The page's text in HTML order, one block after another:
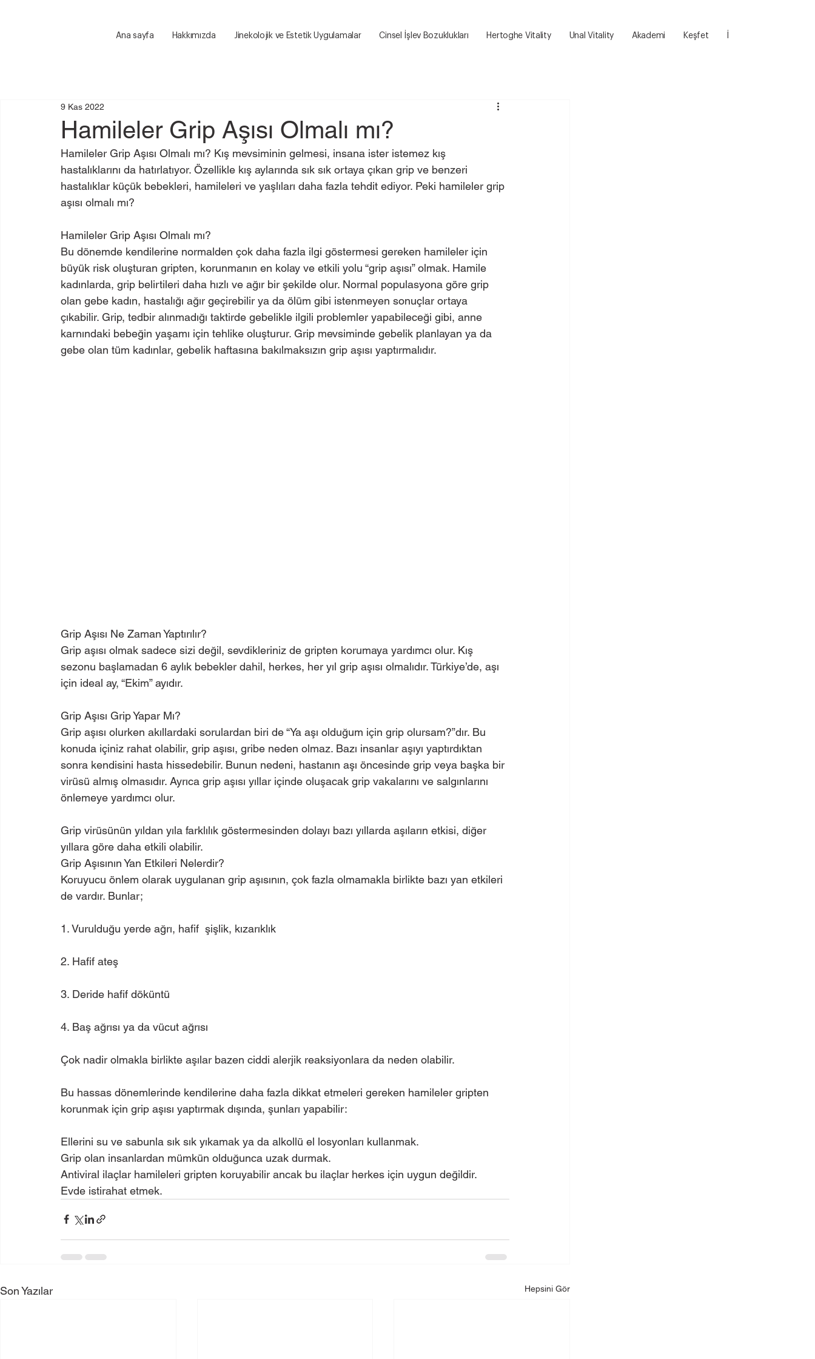
Ana sayfa Hakkımızda Jinekolojik ve Estetik Uygulamalar Cinsel İşlev Bozuklukları Hertoghe Vitality Unal Vitality Akademi Keşfet
Hamileler Grip Aşısı Olmalı mı?
9 Kas 2022
Hamileler Grip Aşısı Olmalı mı? Kış mevsiminin gelmesi, insana ister istemez kış
hastalıklarını da hatırlatıyor. Özellikle kış aylarında sık sık ortaya çıkan grip ve benzeri
hastalıklar küçük bebekleri, hamileleri ve yaşlıları daha fazla tehdit ediyor. Peki hamileler grip
aşısı olmalı mı?
Hamileler Grip Aşısı Olmalı mı?
Bu dönemde kendilerine normalden çok daha fazla ilgi göstermesi gereken hamileler için
büyük risk oluşturan gripten, korunmanın en kolay ve etkili yolu “grip aşısı” olmak. Hamile
kadınlarda, grip belirtileri daha hızlı ve ağır bir şekilde olur. Normal populasyona göre grip
olan gebe kadın, hastalığı ağır geçirebilir ya da ölüm gibi istenmeyen sonuçlar ortaya
çıkabilir. Grip, tedbir alınmadığı taktirde gebelikle ilgili problemler yapabileceği gibi, anne
karnındaki bebeğin yaşamı için tehlike oluşturur. Grip mevsiminde gebelik planlayan ya da
gebe olan tüm kadınlar, gebelik haftasına bakılmaksızın grip aşısı yaptırmalıdır.
Grip Aşısı Ne Zaman Yaptırılır?
Grip aşısı olmak sadece sizi değil, sevdikleriniz de gripten korumaya yardımcı olur. Kış
sezonu başlamadan 6 aylık bebekler dahil, herkes, her yıl grip aşısı olmalıdır. Türkiye’de, aşı
için ideal ay, “Ekim” ayıdır.
Grip Aşısı Grip Yapar Mı?
Grip aşısı olurken akıllardaki sorulardan biri de “Ya aşı olduğum için grip olursam?”dır. Bu
konuda içiniz rahat olabilir, grip aşısı, gribe neden olmaz. Bazı insanlar aşıyı yaptırdıktan
sonra kendisini hasta hissedebilir. Bunun nedeni, hastanın aşı öncesinde grip veya başka bir
virüsü almış olmasıdır. Ayrıca grip aşısı yıllar içinde oluşacak grip vakalarını ve salgınlarını
önlemeye yardımcı olur.
Grip virüsünün yıldan yıla farklılık göstermesinden dolayı bazı yıllarda aşıların etkisi, diğer
yıllara göre daha etkili olabilir.
Grip Aşısının Yan Etkileri Nelerdir?
Koruyucu önlem olarak uygulanan grip aşısının, çok fazla olmamakla birlikte bazı yan etkileri
de vardır. Bunlar;
1. Vurulduğu yerde ağrı, hafif  şişlik, kızarıklık
2. Hafif ateş
3. Deride hafif döküntü
4. Baş ağrısı ya da vücut ağrısı
Çok nadir olmakla birlikte aşılar bazen ciddi alerjik reaksiyonlara da neden olabilir.
Bu hassas dönemlerinde kendilerine daha fazla dikkat etmeleri gereken hamileler gripten
korunmak için grip aşısı yaptırmak dışında, şunları yapabilir:
Ellerini su ve sabunla sık sık yıkamak ya da alkollü el losyonları kullanmak.
Grip olan insanlardan mümkün olduğunca uzak durmak.
Antiviral ilaçlar hamileleri gripten koruyabilir ancak bu ilaçlar herkes için uygun değildir.
Evde istirahat etmek.
Son Yazılar Hepsini Gör